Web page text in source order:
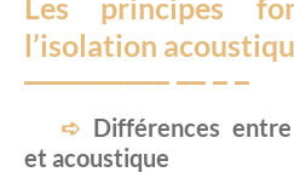
Les principes
l’isolation
Différences
et acoustique